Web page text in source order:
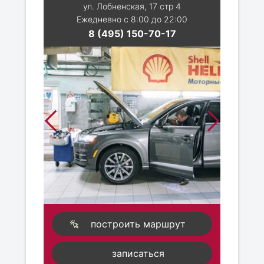
ул. Лобненская, 17 стр 4
Ежедневно с 8:00 до 22:00
8 (495) 150-70-17
построить маршрут
записаться